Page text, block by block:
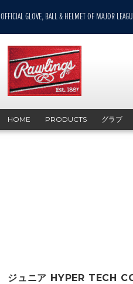
OFFICIAL GLOVE, BALL & HELMET OF MAJOR LEAGUE
HOME PRODUCTS グラブ
ジュニア HYPER TECH